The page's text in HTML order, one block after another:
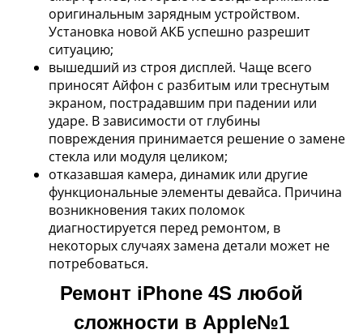
оригинальным зарядным устройством.
Установка новой АКБ успешно разрешит
ситуацию;
вышедший из строя дисплей. Чаще всего
приносят Айфон с разбитым или треснутым
экраном, пострадавшим при падении или
ударе. В зависимости от глубины
повреждения принимается решение о замене
стекла или модуля целиком;
отказавшая камера, динамик или другие
функциональные элементы девайса. Причина
возникновения таких поломок
диагностируется перед ремонтом, в
некоторых случаях замена детали может не
потребоваться.
Ремонт iPhone 4S любой
сложности в Apple№1